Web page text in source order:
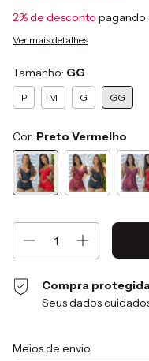
2% de desconto pagando
Ver mais detalhes
Tamanho: GG
P M G GG
Cor: Preto Vermelho
Compra
Seus dados
Entregas para o CEP:
Meios de envio